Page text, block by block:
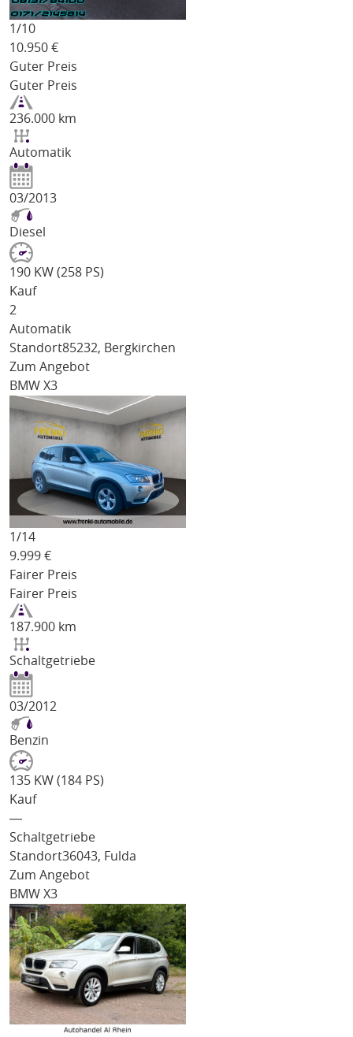
1/10
10.950 €
Guter Preis
Guter Preis
236.000 km
Automatik
03/2013
Diesel
190 KW (258 PS)
Kauf
2
Automatik
Standort85232, Bergkirchen
Zum Angebot
BMW X3
1/14
9.999 €
Fairer Preis
Fairer Preis
187.900 km
Schaltgetriebe
03/2012
Benzin
135 KW (184 PS)
Kauf
―
Schaltgetriebe
Standort36043, Fulda
Zum Angebot
BMW X3